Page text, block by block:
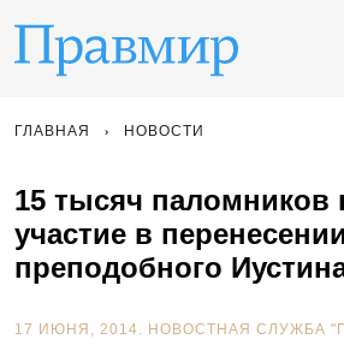
ГЛАВНАЯ НОВОСТИ
15 тысяч паломников
участие в
преподобного
17 ИЮНЯ, 2014. НОВОСТНАЯ СЛУЖБА